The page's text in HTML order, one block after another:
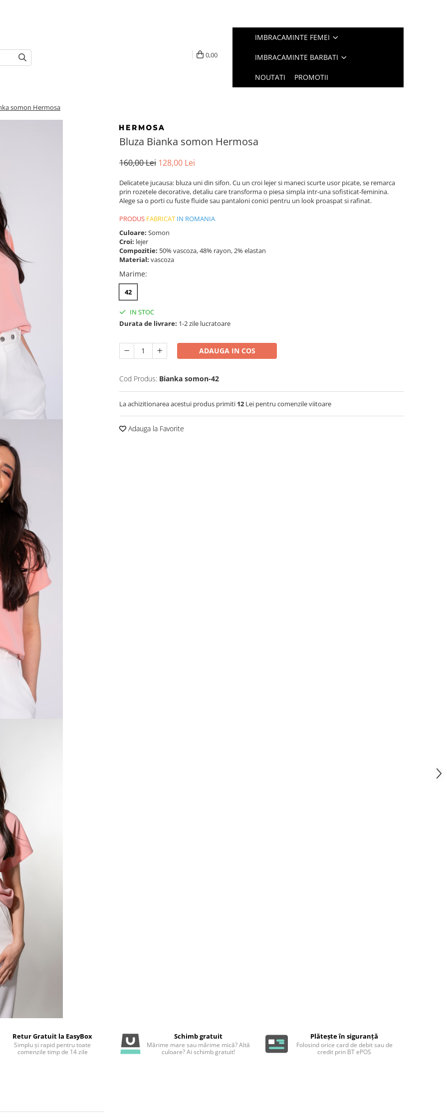
0,00
IMBRACAMINTE FEMEI
IMBRACAMINTE BARBATI
NOUTATI PROMOTII
somon Hermosa
Bluza Bianka somon Hermosa
160,00 Lei 128,00 Lei
Delicatete jucausa: bluza uni din sifon. Cu un croi lejer si maneci scurte usor picate, se remarca
prin rozetele decorative, detaliu care transforma o piesa simpla intr-una sofisticat-feminina.
Alege sa o porti cu fuste fluide sau pantaloni conici pentru un look proaspat si rafinat.
PRODUS FABRICAT IN ROMANIA
Culoare: Somon
Croi: lejer
Compozitie: 50% vascoza, 48% rayon, 2% elastan
Material: vascoza
Marime:
42
IN STOC
Durata de livrare: 1-2 zile lucratoare
ADAUGA IN COS
Cod Produs: Bianka somon-42
La achizitionarea acestui produs primiti 12 Lei pentru comenzile viitoare
Adauga la Favorite
Retur Gratuit la EasyBox
Simplu și rapid pentru toate
comenzile timp de 14 zile
Schimb gratuit
Mărime mare sau mărime mică? Altă
culoare? Ai schimb gratuit!
Plătește în siguranță
Folosind orice card de debit sau de
credit prin BT ePOS